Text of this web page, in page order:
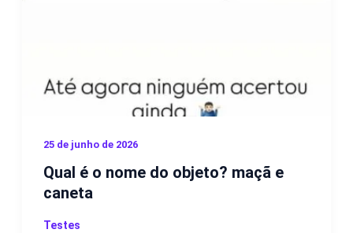
25 de junho de 2026
Qual é o nome do objeto? maçã e
caneta
Testes